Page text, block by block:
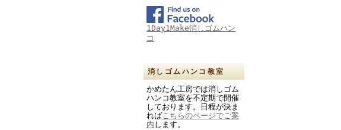
1Day1Make消しゴムハン
コ
消しゴムハンコ教室
かめたん工房では消しゴム
ハンコ教室を不定期で開催
しております。日程が決ま
ればこちらのページでご案
内 します。